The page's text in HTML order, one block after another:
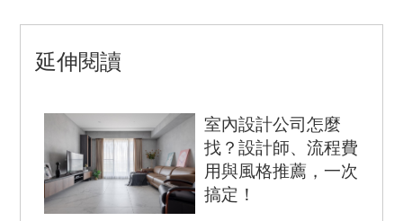
延伸閱讀
室內設計公司怎麼
找？設計師、流程費
用與風格推薦，一次
搞定！